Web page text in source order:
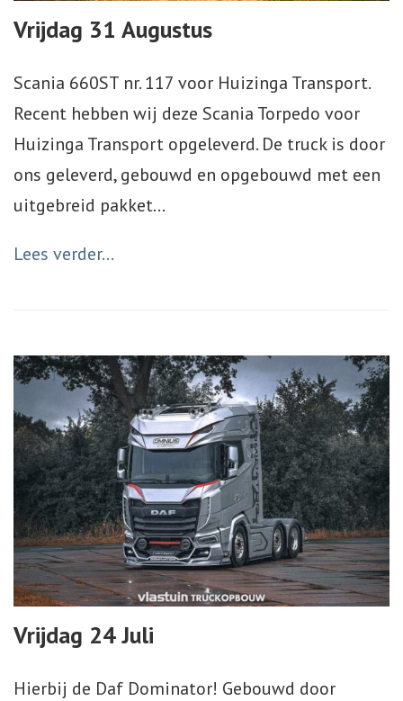
Vrijdag 31 Augustus
Scania 660ST nr. 117 voor Huizinga Transport.
Recent hebben wij deze Scania Torpedo voor
Huizinga Transport opgeleverd. De truck is door
ons geleverd, gebouwd en opgebouwd met een
uitgebreid pakket…
Lees verder...
Vrijdag 24 Juli
Hierbij de Daf Dominator! Gebouwd door